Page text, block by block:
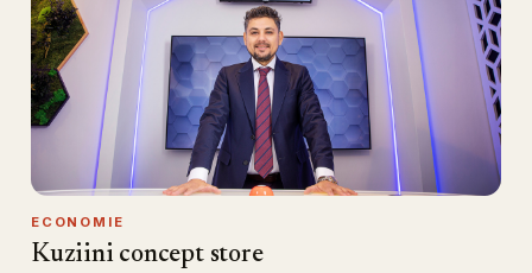
ECONOMIE
Kuziini concept store